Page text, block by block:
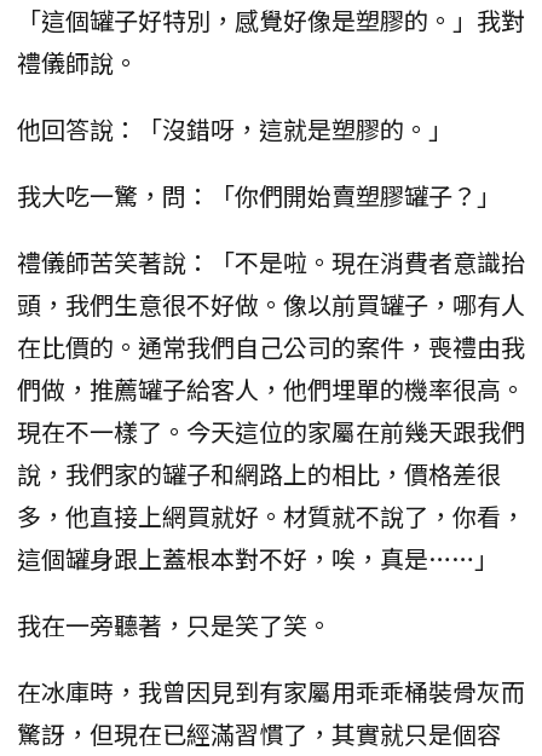
「這個罐子好特別，感覺好像是塑膠的。」我對
禮儀師說。
他回答說：「沒錯呀，這就是塑膠的。」
我大吃一驚，問：「你們開始賣塑膠罐子？」
禮儀師苦笑著說：「不是啦。現在消費者意識抬
頭，我們生意很不好做。像以前買罐子，哪有人
在比價的。通常我們自己公司的案件，喪禮由我
們做，推薦罐子給客人，他們埋單的機率很高。
現在不一樣了。今天這位的家屬在前幾天跟我們
說，我們家的罐子和網路上的相比，價格差很
多，他直接上網買就好。材質就不說了，你看，
這個罐身跟上蓋根本對不好，唉，真是……」
我在一旁聽著，只是笑了笑。
在冰庫時，我曾因見到有家屬用乖乖桶裝骨灰而
驚訝，但現在已經滿習慣了，其實就只是個容